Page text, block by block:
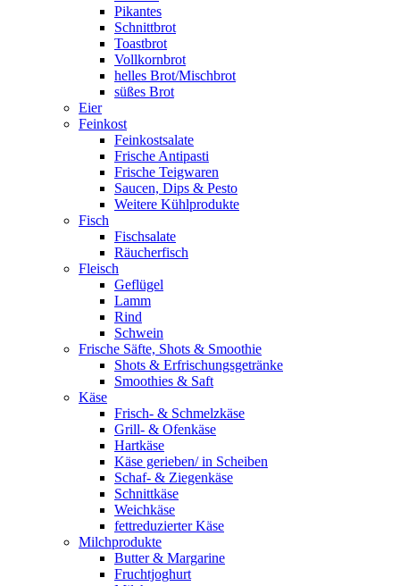
Pikantes
Schnittbrot
Toastbrot
Vollkornbrot
helles Brot/Mischbrot
süßes Brot
Eier
Feinkost
Feinkostsalate
Frische Antipasti
Frische Teigwaren
Saucen, Dips & Pesto
Weitere Kühlprodukte
Fisch
Fischsalate
Räucherfisch
Fleisch
Geflügel
Lamm
Rind
Schwein
Frische Säfte, Shots & Smoothie
Shots & Erfrischungsgetränke
Smoothies & Saft
Käse
Frisch- & Schmelzkäse
Grill- & Ofenkäse
Hartkäse
Käse gerieben/ in Scheiben
Schaf- & Ziegenkäse
Schnittkäse
Weichkäse
fettreduzierter Käse
Milchprodukte
Butter & Margarine
Fruchtjoghurt